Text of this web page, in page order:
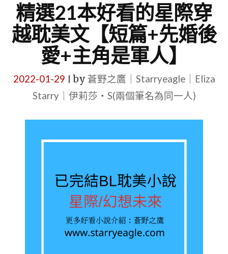
精選21本好看的星際穿
越耽美文【短篇+先婚後
愛+主角是軍人】
2022-01-29 by 蒼野之鷹｜Starryeagle｜Eliza
Starry｜伊莉莎・S(兩個筆名為同一人)